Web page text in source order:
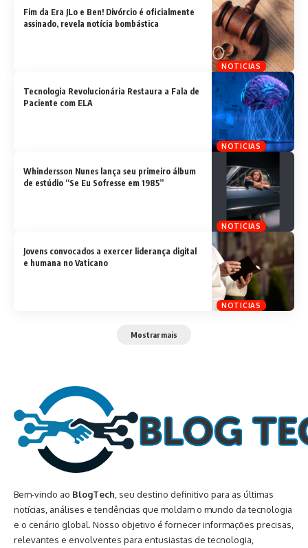
NOTICIAS
Fim da Era JLo e Ben! Divórcio é oficialmente
assinado, revela notícia bombástica
NOTICIAS
Tecnologia Revolucionária Restaura a Fala de
Paciente com ELA
NOTICIAS
Whindersson Nunes lança seu primeiro álbum
de estúdio “Se Eu Sofresse em 1985”
NOTICIAS
Jovens convocados a exercer liderança digital
e humana no Vaticano
Mostrar mais
Bem-vindo ao BlogTech , seu destino definitivo para as últimas
notícias, análises e tendências que moldam o mundo da tecnologia
e o cenário global. Nosso objetivo é fornecer informações precisas,
relevantes e envolventes para entusiastas de tecnologia,